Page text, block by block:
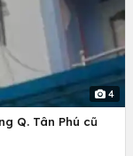
4
Q. Tân Phú cũ